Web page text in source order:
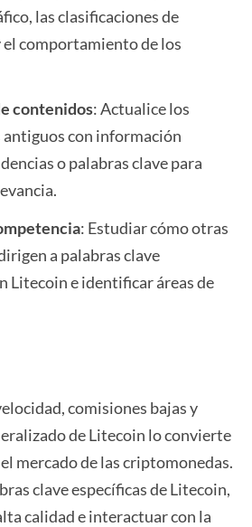
las clasificaciones de
el comportamiento de los
contenidos: Actualice los
con información
o palabras clave para
: Estudiar cómo otras
a palabras clave
Litecoin e identificar áreas de
comisiones bajas y
de Litecoin lo convierte
mercado de las criptomonedas.
clave específicas de Litecoin,
calidad e interactuar con la